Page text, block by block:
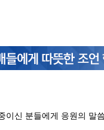
이신 분들에게 응원의 말